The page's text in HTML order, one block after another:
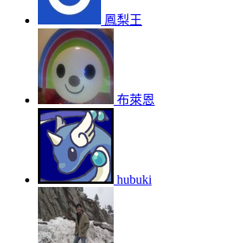
鳳梨王
布萊恩
hubuki